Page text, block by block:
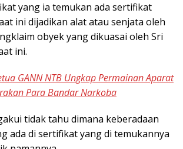
yang ia temukan ada sertifikat
ini dijadikan alat atau senjata oleh
obyek yang dikuasai oleh Sri
ini.
GANN NTB Ungkap Permainan Aparat
Para Bandar Narkoba
tidak tahu dimana keberadaan
ada di sertifikat yang di temukannya